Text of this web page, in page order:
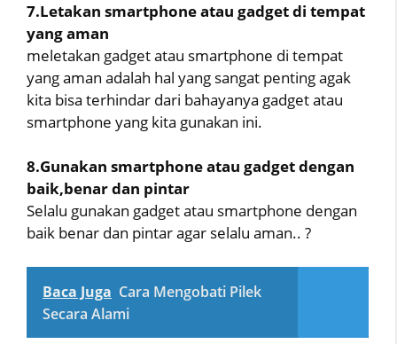
7.Letakan smartphone atau gadget di tempat
yang aman
meletakan gadget atau smartphone di tempat
yang aman adalah hal yang sangat penting agak
kita bisa terhindar dari bahayanya gadget atau
smartphone yang kita gunakan ini.
8.Gunakan smartphone atau gadget dengan
baik,benar dan pintar
Selalu gunakan gadget atau smartphone dengan
baik benar dan pintar agar selalu aman.. ?
Baca Juga Cara Mengobati Pilek
Secara Alami